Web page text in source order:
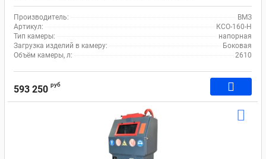
Производитель:
ВМЗ
Артикул:
КСО-160-Н
Тип камеры:
напорная
Загрузка изделий в камеру:
Боковая
Объём камеры, л:
2610
593 250 руб